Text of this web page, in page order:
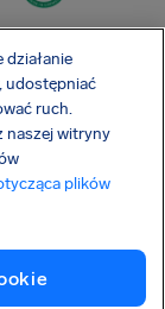
udostępniać
ruch.
naszej witryny
plików